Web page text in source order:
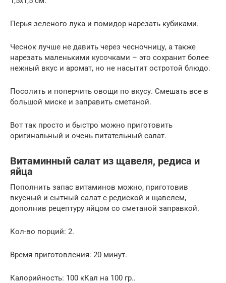
Перья зеленого лука и помидор нарезать кубиками.
Чеснок лучше не давить через чесночницу, а также
нарезать маленькими кусочками – это сохранит более
нежный вкус и аромат, но не насытит остротой блюдо.
Посолить и поперчить овощи по вкусу. Смешать все в
большой миске и заправить сметаной.
Вот так просто и быстро можно приготовить
оригинальный и очень питательный салат.
Витаминный салат из щавеля, редиса и
яйца
Пополнить запас витаминов можно, приготовив
вкусный и сытный салат с редиской и щавелем,
дополнив рецептуру яйцом со сметаной заправкой.
Кол-во порций: 2.
Время приготовления: 20 минут.
Калорийность: 100 кКал на 100 гр..